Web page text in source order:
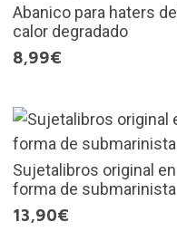
Abanico para haters del
calor degradado
8,99€
Sujetalibros original en
forma de submarinista
13,90€